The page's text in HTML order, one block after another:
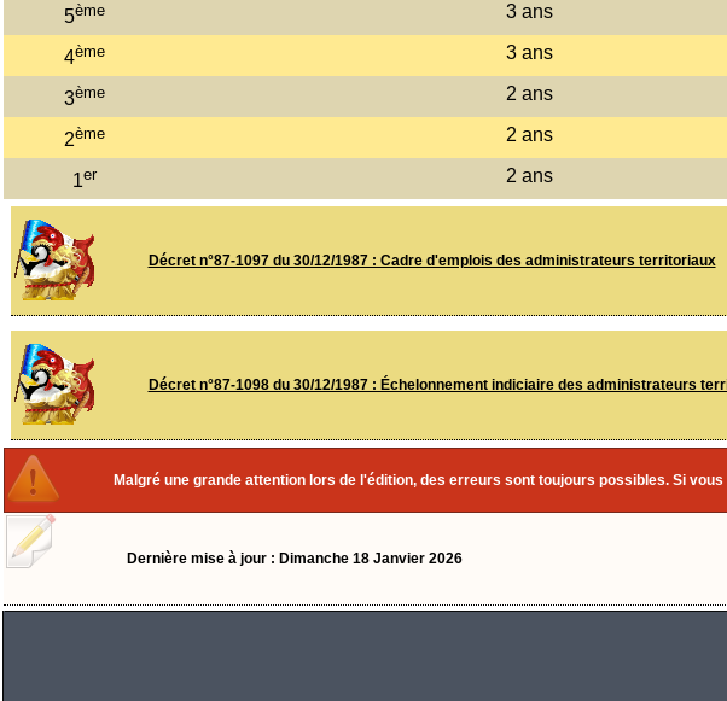
5ème 3 ans
4ème 3 ans
3ème 2 ans
2ème 2 ans
1er 2 ans
Décret n°87-1097 du 30/12/1987 : Cadre d'emplois des administrateurs territoriaux
Décret n°87-1098 du 30/12/1987 : Échelonnement indiciaire des administrateurs
Malgré une grande attention lors de l'édition, des erreurs sont toujours possibles. Si
Dernière mise à jour : Dimanche 18 Janvier 2026